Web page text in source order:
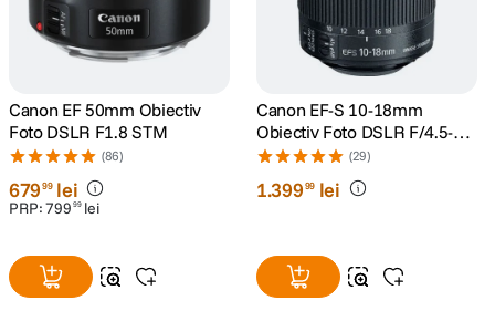
Canon EF 50mm Obiectiv
Foto DSLR F1.8 STM
(86)
67999 lei
PRP:799 99 lei
Canon EF-S 10-18mm
Obiectiv Foto DSLR F/4.5-5.6
IS STM
(29)
1.39999 lei